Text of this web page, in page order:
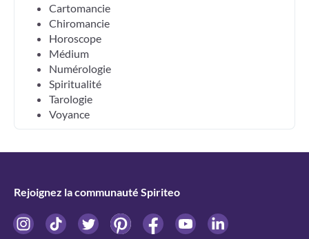
Cartomancie
Chiromancie
Horoscope
Médium
Numérologie
Spiritualité
Tarologie
Voyance
Rejoignez la communauté Spiriteo